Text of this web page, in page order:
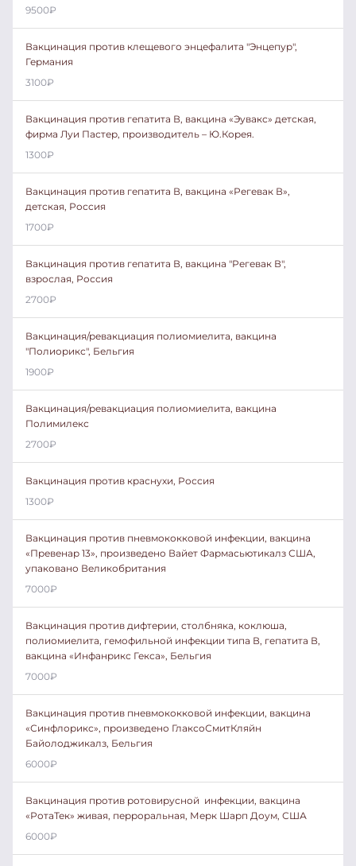
9500₽
Вакцинация против клещевого энцефалита "Энцепур",
Германия
3100₽
Вакцинация против гепатита В, вакцина «Эувакс» детская,
фирма Луи Пастер, производитель – Ю.Корея.
1300₽
Вакцинация против гепатита В, вакцина «Регевак В»,
детская, Россия
1700₽
Вакцинация против гепатита В, вакцина "Регевак В",
взрослая, Россия
2700₽
Вакцинация/ревакциация полиомиелита, вакцина
"Полиорикс", Бельгия
1900₽
Вакцинация/ревакциация полиомиелита, вакцина
Полимилекс
2700₽
Вакцинация против краснухи, Россия
1300₽
Вакцинация против пневмококковой инфекции, вакцина
«Превенар 13», произведено Вайет Фармасьютикалз США,
упаковано Великобритания
7000₽
Вакцинация против дифтерии, столбняка, коклюша,
полиомиелита, гемофильной инфекции типа В, гепатита В,
вакцина «Инфанрикс Гекса», Бельгия
7000₽
Вакцинация против пневмококковой инфекции, вакцина
«Синфлорикс», произведено ГлаксоСмитКляйн
Байолоджикалз, Бельгия
6000₽
Вакцинация против ротовирусной инфекции, вакцина
«РотаТек» живая, перроральная, Мерк Шарп Доум, США
6000₽